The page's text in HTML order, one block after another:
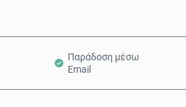
Παράδοση μέσω
Email